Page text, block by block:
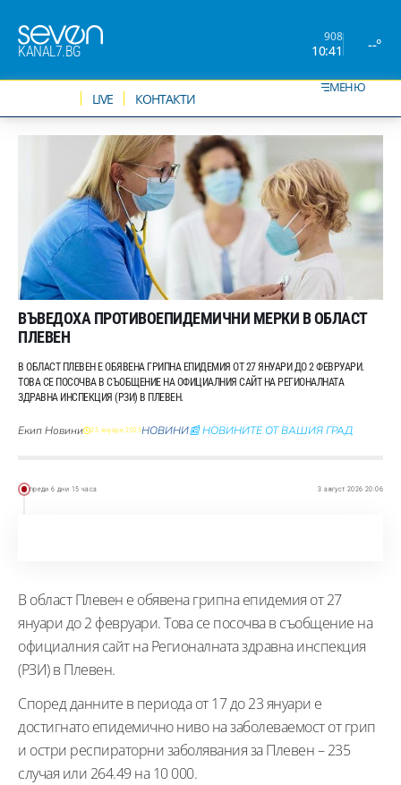
KANAL7.BG
908
10:41 --°
LIVE КОНТАКТИ
МЕНЮ
ВЪВЕДОХА ПРОТИВОЕПИДЕМИЧНИ МЕРКИ В ОБЛАСТ
ПЛЕВЕН
В ОБЛАСТ ПЛЕВЕН Е ОБЯВЕНА ГРИПНА ЕПИДЕМИЯ ОТ 27 ЯНУАРИ ДО 2 ФЕВРУАРИ.
ТОВА СЕ ПОСОЧВА В СЪОБЩЕНИЕ НА ОФИЦИАЛНИЯ САЙТ НА РЕГИОНАЛНАТА
ЗДРАВНА ИНСПЕКЦИЯ (РЗИ) В ПЛЕВЕН.
Екип Новини 25 януари 2025НОВИНИ📰 НОВИНИТЕ ОТ ВАШИЯ ГРАД
преди 6 дни 15 часа 3 август 2026 20:06
В област Плевен е обявена грипна епидемия от 27
януари до 2 февруари. Това се посочва в съобщение на
официалния сайт на Регионалната здравна инспекция
(РЗИ) в Плевен.
Според данните в периода от 17 до 23 януари е
достигнато епидемично ниво на заболеваемост от грип
и остри респираторни заболявания за Плевен – 235
случая или 264.49 на 10 000.